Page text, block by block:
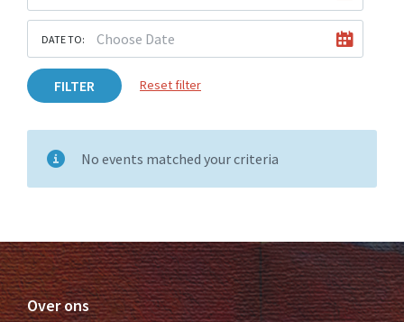
DATE TO:
FILTER Reset filter
No events matched your criteria
Over ons